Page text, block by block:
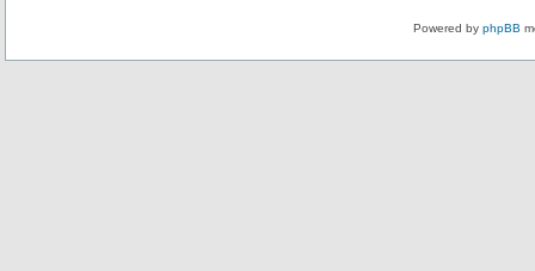
Powered by phpBB